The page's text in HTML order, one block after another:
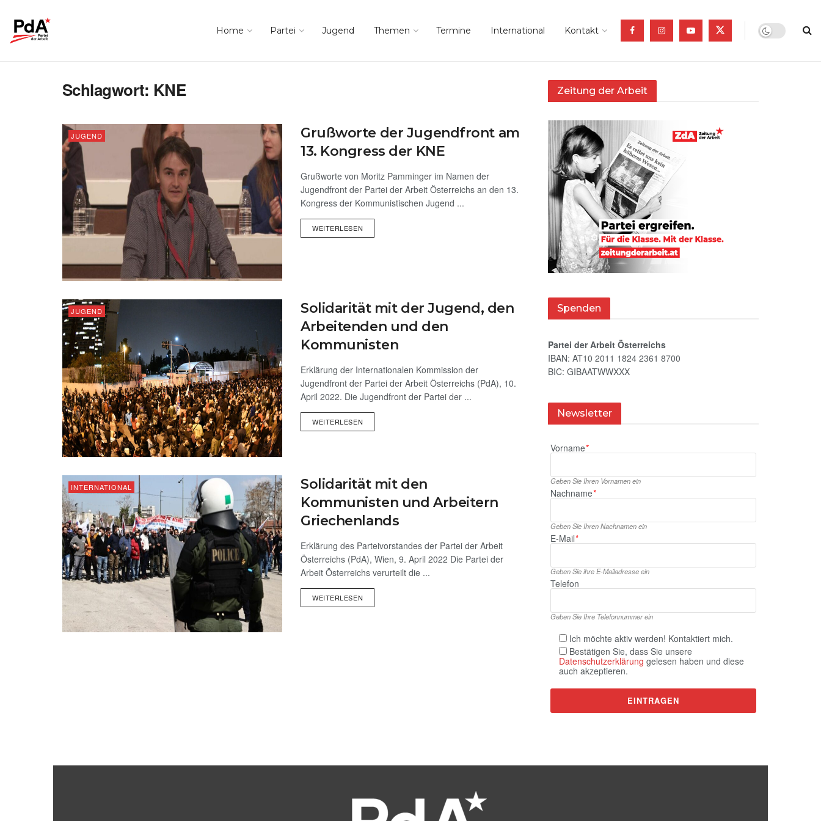
Home Partei Jugend Themen Termine International Kontakt
Schlagwort: KNE
JUGEND
Grußworte der Jugendfront am
13. Kongress der KNE
Grußworte von Moritz Pamminger im Namen der
Jugendfront der Partei der Arbeit Österreichs an den 13.
Kongress der Kommunistischen Jugend ...
WEITERLESEN
JUGEND
Solidarität mit der Jugend, den
Arbeitenden und den
Kommunisten
Erklärung der Internationalen Kommission der
Jugendfront der Partei der Arbeit Österreichs (PdA), 10.
April 2022. Die Jugendfront der Partei der ...
WEITERLESEN
INTERNATIONAL
Solidarität mit den
Kommunisten und Arbeitern
Griechenlands
Erklärung des Parteivorstandes der Partei der Arbeit
Österreichs (PdA), Wien, 9. April 2022 Die Partei der
Arbeit Österreichs verurteilt die ...
WEITERLESEN
Zeitung der Arbeit
Spenden
Partei der Arbeit Österreichs
IBAN: AT10 2011 1824 2361 8700
BIC: GIBAATWWXXX
Newsletter
Vorname*
Geben Sie Ihren Vornamen ein
Nachname*
Geben Sie Ihren Nachnamen ein
E‑Mail*
Geben Sie ihre E‑Mailadresse ein
Telefon
Geben Sie Ihre Telefonnummer ein
Ich möchte aktiv werden! Kontaktiert mich.
Bestätigen Sie, dass Sie unsere
Datenschutzerklärung gelesen haben und diese
auch akzeptieren.